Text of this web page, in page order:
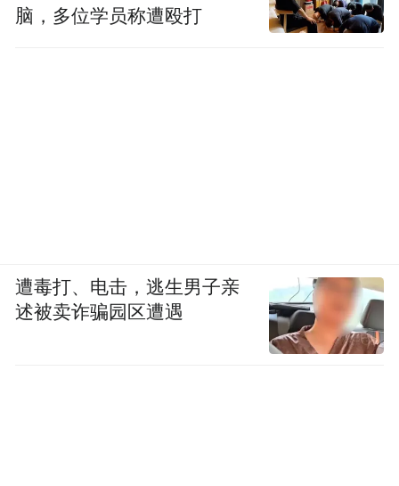
脑，多位学员称遭殴打
遭毒打、电击，逃生男子亲
述被卖诈骗园区遭遇